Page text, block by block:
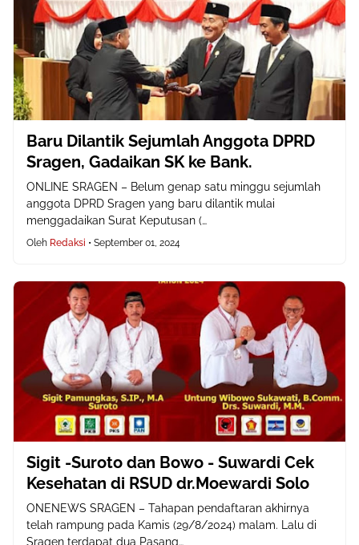
Baru Dilantik Sejumlah Anggota DPRD
Sragen, Gadaikan SK ke Bank.
ONLINE SRAGEN – Belum genap satu minggu sejumlah
anggota DPRD Sragen yang baru dilantik mulai
menggadaikan Surat Keputusan (…
Oleh Redaksi • September 01, 2024
Sigit -Suroto dan Bowo - Suwardi Cek
Kesehatan di RSUD dr.Moewardi Solo
ONENEWS SRAGEN – Tahapan pendaftaran akhirnya
telah rampung pada Kamis (29/8/2024) malam. Lalu di
Sragen terdapat dua Pasang…